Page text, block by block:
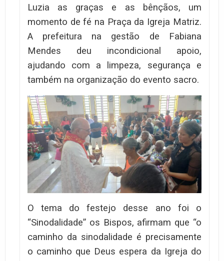
Luzia as graças e as bênçãos, um
momento de fé na Praça da Igreja Matriz.
A prefeitura na gestão de Fabiana
Mendes deu incondicional apoio,
ajudando com a limpeza, segurança e
também na organização do evento sacro.
O tema do festejo desse ano foi o
“Sinodalidade” os Bispos, afirmam que “o
caminho da sinodalidade é precisamente
o caminho que Deus espera da Igreja do